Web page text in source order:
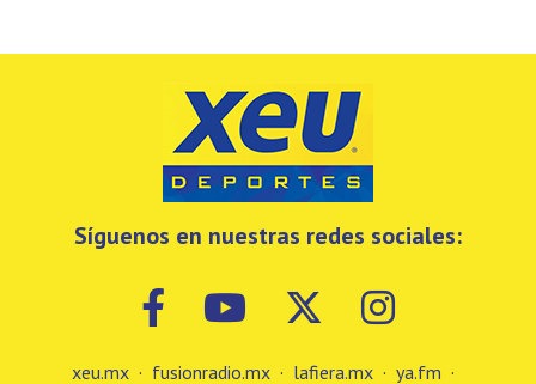
Síguenos en nuestras redes sociales:
xeu.mx · fusionradio.mx · lafiera.mx · ya.fm ·